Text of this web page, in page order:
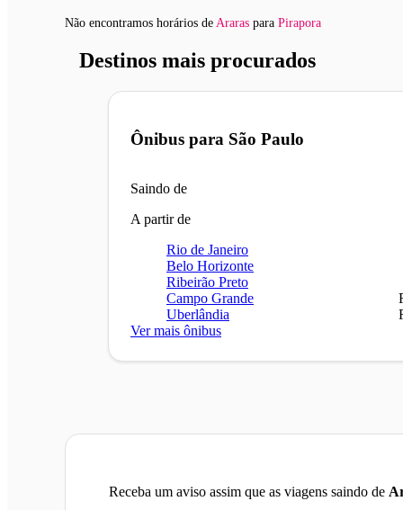
Não encontramos horários de Araras para Pirapora
Destinos mais procurados
Ônibus para São Paulo
Saindo de
A partir de
Rio de Janeiro
Belo Horizonte
Ribeirão Preto
Campo Grande
Uberlândia
Ver mais ônibus
Receba um aviso assim que as viagens saindo de